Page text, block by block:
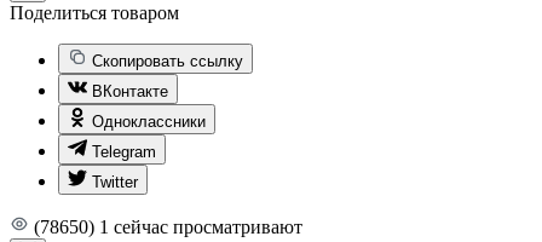
Поделиться товаром
Скопировать ссылку
ВКонтакте
Одноклассники
Telegram
Twitter
(78650) 1 сейчас просматривают